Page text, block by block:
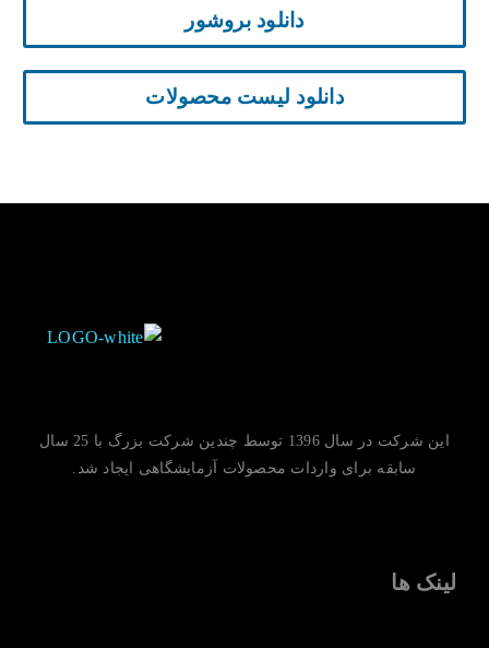
دانلود بروشور
دانلود لیست محصولات
این شرکت در سال 1396 توسط چندین شرکت بزرگ با 25 سال
سابقه برای واردات محصولات آزمایشگاهی ایجاد شد.
لینک ها